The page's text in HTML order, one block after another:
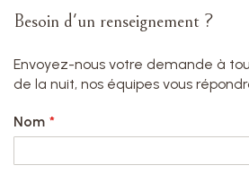
Besoin d'un renseignement ?
Envoyez-nous votre demande à
de la nuit, nos équipes vous
Nom